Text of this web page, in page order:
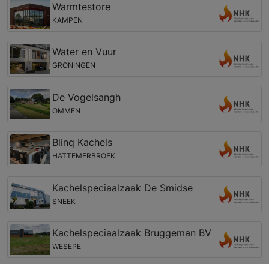
Warmtestore
KAMPEN
Water en Vuur
GRONINGEN
De Vogelsangh
OMMEN
Blinq Kachels
HATTEMERBROEK
Kachelspeciaalzaak De Smidse
SNEEK
Kachelspeciaalzaak Bruggeman BV
WESEPE